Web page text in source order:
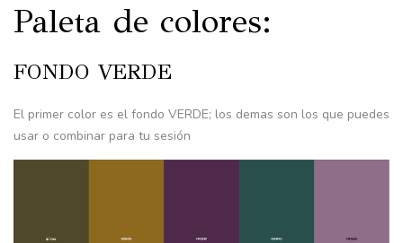
Paleta de colores:
FONDO VERDE
El primer color es el fondo VERDE; los demas son los que puedes
usar o combinar para tu sesión